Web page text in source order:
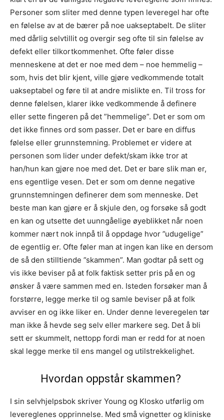
Personer som sliter med denne typen leveregel har ofte
en følelse av at de bærer på noe uakseptabelt. De sliter
med dårlig selvtillit og overgir seg ofte til sin følelse av
defekt eller tilkortkommenhet. Ofte føler disse
menneskene at det er noe med dem – noe hemmelig –
som, hvis det blir kjent, ville gjøre vedkommende totalt
uakseptabel og føre til at andre mislikte en. Til tross for
denne følelsen, klarer ikke vedkommende å definere
eller sette fingeren på det ”hemmelige”. Det er som om
det ikke finnes ord som passer. Det er bare en diffus
følelse eller grunnstemning. Problemet er videre at
personen som lider under defekt/skam ikke tror at
han/hun kan gjøre noe med det. Det er bare slik man er,
ens egentlige vesen. Det er som om denne negative
grunnstemningen definerer dem som menneske. Det
beste man kan gjøre er å skjule den, og forsøke så godt
en kan og utsette det uunngåelige øyeblikket når noen
kommer nært nok innpå til å oppdage hvor ”udugelige”
de egentlig er. Ofte føler man at ingen kan like en dersom
de så den stilltiende ”skammen”. Man godtar på sett og
vis ikke beviser på at folk faktisk setter pris på en og
ønsker å være sammen med en. Isteden forsøker man å
forstørre, legge merke til og samle beviser på at folk
avviser en og ikke liker en. Under denne leveregelen tør
man ikke å hevde seg selv eller markere seg. Det å bli
sett er skummelt, nettopp fordi man er redd for at noen
skal legge merke til ens mangel og utilstrekkelighet.
Hvordan oppstår skammen?
I sin selvhjelpsbok skriver Young og Klosko utførlig om
levereglenes opprinnelse. Med små vignetter og kliniske